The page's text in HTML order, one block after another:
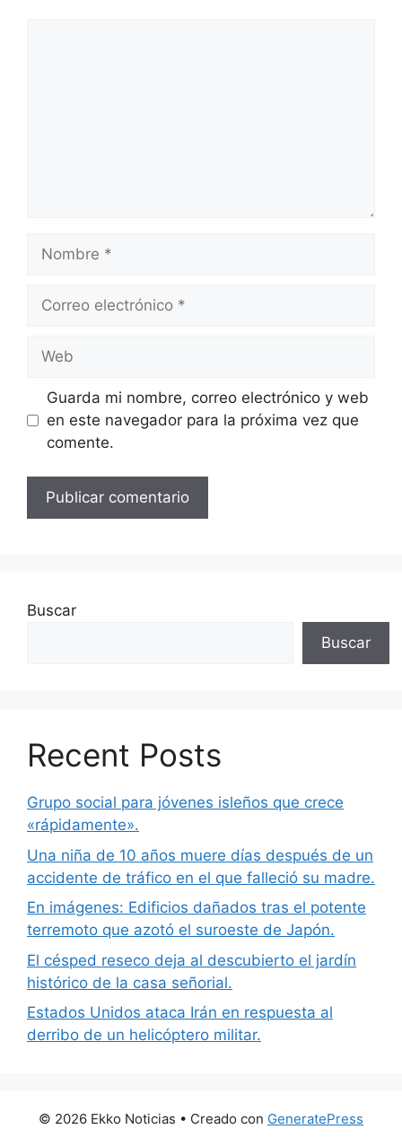
electrónico
Guarda mi nombre, correo electrónico y web
en este navegador para la próxima vez que
comente.
Buscar
Buscar
Recent Posts
Grupo social para jóvenes isleños que crece
«rápidamente».
Una niña de 10 años muere días después de un
accidente de tráfico en el que falleció su madre.
En imágenes: Edificios dañados tras el potente
terremoto que azotó el suroeste de Japón.
El césped reseco deja al descubierto el jardín
histórico de la casa señorial.
Estados Unidos ataca Irán en respuesta al
derribo de un helicóptero militar.
© 2026 Ekko Noticias • Creado con GeneratePress